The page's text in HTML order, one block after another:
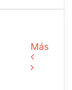
Más